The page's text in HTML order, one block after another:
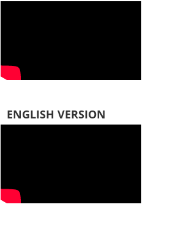
ENGLISH VERSION